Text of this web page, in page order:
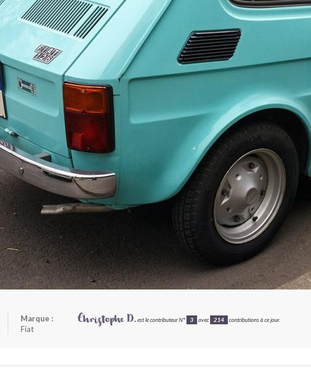
Marque :
Fiat
Christophe D. est le contributeur N° 3 avec 214 contributions à ce jour.